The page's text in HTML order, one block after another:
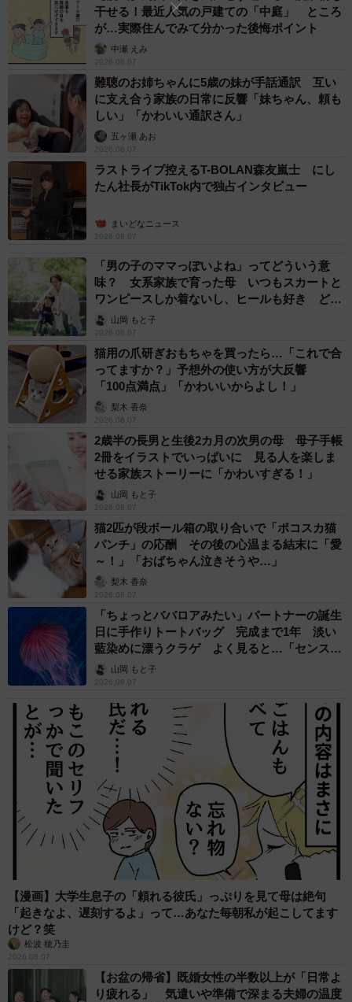
干せる！最近人気の戸建ての「中庭」 ところ
が…実際住んでみて分かった後悔ポイント
中瀬 えみ
2026.08.07
難聴のお姉ちゃんに5歳の妹が手話通訳 互い
に支え合う家族の日常に反響「妹ちゃん、頼も
しい」「かわいい通訳さん」
五ヶ瀬 あお
2026.08.07
ラストライブ控えるT-BOLAN森友嵐士 にし
たん社長がTikTok内で独占インタビュー
まいどなニュース
2026.08.07
「男の子のママっぽいよね」ってどういう意
味？ 女系家族で育った母 いつもスカートと
ワンピースしか着ないし、ヒールも好き どの
へんが…
山岡 もと子
2026.08.07
猫用の爪研ぎおもちゃを買ったら…「これで合
ってますか？」予想外の使い方が大反響
「100点満点」「かわいいからよし！」
梨木 香奈
2026.08.07
2歳半の長男と生後2カ月の次男の母 母子手帳
2冊をイラストでいっぱいに 見る人を楽しま
せる家族ストーリーに「かわいすぎる！」
山岡 もと子
2026.08.07
猫2匹が段ボール箱の取り合いで「ポコスカ猫
パンチ」の応酬 その後の心温まる結末に「愛
～！」「おばちゃん泣きそうや…」
梨木 香奈
2026.08.07
「ちょっとババロアみたい」パートナーの誕生
日に手作りトートバッグ 完成まで1年 淡い
藍染めに漂うクラゲ よく見ると…「センスす
ごい」山岡 もと子
2026.08.07
【漫画】大学生息子の「頼れる彼氏」っぷりを見て母は絶句
「起きなよ、遅刻するよ」って…あなた毎朝私が起こしてます
けど？笑
松波 穂乃圭
2026.08.07
【お盆の帰省】既婚女性の半数以上が「日常よ
り疲れる」 気遣いや準備で深まる夫婦の温度